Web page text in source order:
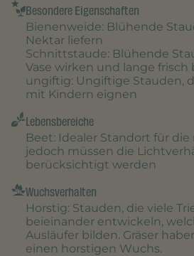
Besondere Eigenschaften
Bienenweide: Blühende
Nektar liefern
Schnittstaude: Blühende
Vase wirken und lange frisch
ungiftig: Ungiftige Stauden,
mit Kindern eignen
Lebensbereiche
Beet: Idealer Standort für
jedoch müssen die
berücksichtigt werden
Wuchsverhalten
Horstig: Stauden, die viele
beieinander entwickeln,
Ausläufer bilden. Gräser
einen horstigen Wuchs.